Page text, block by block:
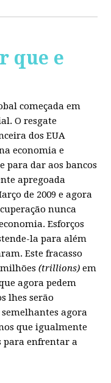
que e
começada em
O resgate
dos EUA
economia e
para dar aos bancos
apregoada
de 2009 e agora
nunca
Esforços
la para além
Este fracasso
milhões(trillions) em
agora pedem
lhes serão
agora
que igualmente
para enfrentar a